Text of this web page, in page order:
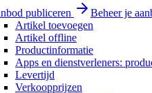
publiceren
Beheer je
Artikel toevoegen
Artikel offline
Productinformatie
Apps en dienstverleners:
Levertijd
Verkoopprijzen